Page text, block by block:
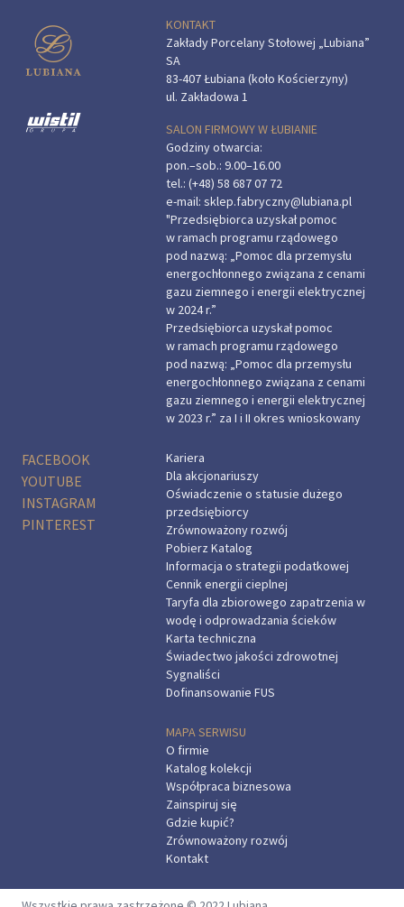
KONTAKT
Zakłady Porcelany Stołowej „Lubiana”
SA
83-407 Łubiana (koło Kościerzyny)
ul. Zakładowa 1
SALON FIRMOWY W ŁUBIANIE
Godziny otwarcia:
pon.–sob.: 9.00–16.00
tel.: (+48) 58 687 07 72
e-mail: sklep.fabryczny@lubiana.pl
"Przedsiębiorca uzyskał pomoc
w ramach programu rządowego
pod nazwą: „Pomoc dla przemysłu
energochłonnego związana z cenami
gazu ziemnego i energii elektrycznej
w 2024 r.”
Przedsiębiorca uzyskał pomoc
w ramach programu rządowego
pod nazwą: „Pomoc dla przemysłu
energochłonnego związana z cenami
gazu ziemnego i energii elektrycznej
w 2023 r.” za I i II okres wnioskowany
FACEBOOK
YOUTUBE
INSTAGRAM
PINTEREST
Kariera
Dla akcjonariuszy
Oświadczenie o statusie dużego
przedsiębiorcy
Zrównoważony rozwój
Pobierz Katalog
Informacja o strategii podatkowej
Cennik energii cieplnej
Taryfa dla zbiorowego zapatrzenia w
wodę i odprowadzania ścieków
Karta techniczna
Świadectwo jakości zdrowotnej
Sygnaliści
Dofinansowanie FUS
MAPA SERWISU
O firmie
Katalog kolekcji
Współpraca biznesowa
Zainspiruj się
Gdzie kupić?
Zrównoważony rozwój
Kontakt